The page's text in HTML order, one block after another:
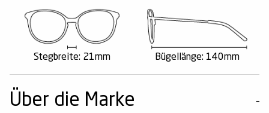
Stegbreite: 21mm Bügellänge: 140mm
Über die Marke